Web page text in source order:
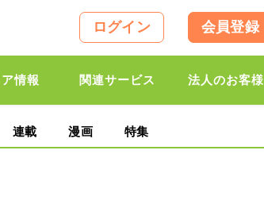
ログイン 会員登録
情報 関連サービス 法人のお客様
連載 漫画 特集